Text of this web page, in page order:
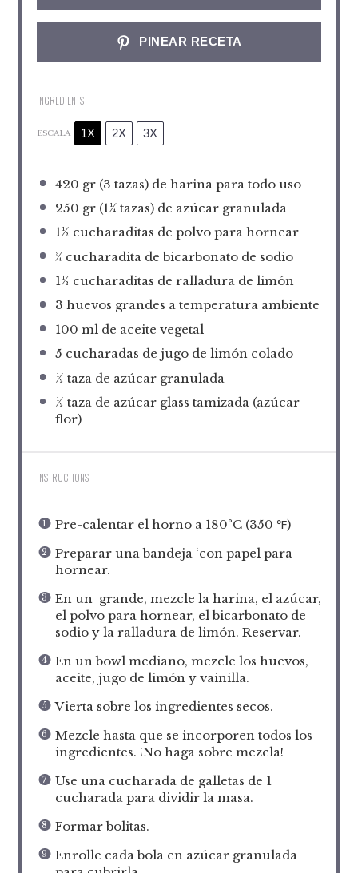
PINEAR RECETA
INGREDIENTS
ESCALA 1X 2X 3X
420 gr (3 tazas) de harina para todo uso
250 gr (1¼ tazas) de azúcar granulada
1½ cucharaditas de polvo para hornear
¾cucharadita de bicarbonato de sodio
1½ cucharaditas de ralladura de limón
3 huevos grandes a temperatura ambiente
100 ml de aceite vegetal
5 cucharadas de jugo de limón colado
½ taza de azúcar granulada
½ taza de azúcar glass tamizada (azúcar
flor)
INSTRUCTIONS
Pre-calentar el horno a 180°C (350 ℉)
Preparar una bandeja ‘con papel para
hornear.
En un grande, mezcle la harina, el azúcar,
el polvo para hornear, el bicarbonato de
sodio y la ralladura de limón. Reservar.
En un bowl mediano, mezcle los huevos,
aceite, jugo de limón y vainilla.
Vierta sobre los ingredientes secos.
Mezcle hasta que se incorporen todos los
ingredientes. ¡No haga sobre mezcla!
Use una cucharada de galletas de 1
cucharada para dividir la masa.
Formar bolitas.
Enrolle cada bola en azúcar granulada